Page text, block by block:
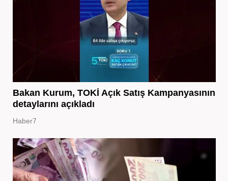
Bakan Kurum, TOKİ Açık Satış Kampanyasının
detaylarını açıkladı
Haber7